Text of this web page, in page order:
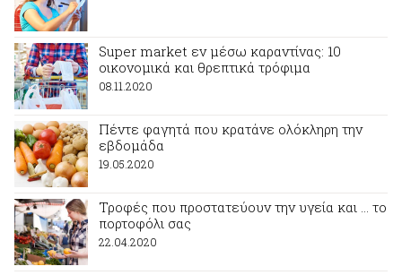
Super market εν μέσω καραντίνας: 10
οικονομικά και θρεπτικά τρόφιμα
08.11.2020
Πέντε φαγητά που κρατάνε ολόκληρη την
εβδομάδα
19.05.2020
Τροφές που προστατεύουν την υγεία και … το
πορτοφόλι σας
22.04.2020